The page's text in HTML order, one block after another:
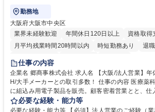
勤務地
大阪府大阪市中央区
業界未経験歓迎
年間休日120日以上
資格取得
月平均残業時間20時間以内
時短勤務あり
退
完全週休2日制
仕事の内容
企業名 郷商事株式会社 求人名 【大阪/法人営業】年休126日/平均残業月15
H/大手メーカーとの取引多数！ 仕事の内容 医療薬科機器メーカーを中心
に組込み用電子製品を販売。顧客密着営業とと、仕
ナー拡大に伴う新商材をベースとした開発及び提案
※既存のお客様へのルート営業がメイン となります。 【当社について】
必要な経験・能力等
必要な経験・能力等 【必須】法人営業のご経験（